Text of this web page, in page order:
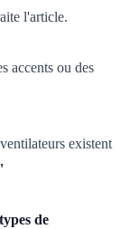
l'article.
accents ou des
existent
de